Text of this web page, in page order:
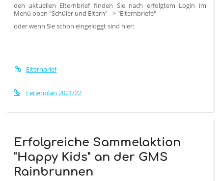
den aktuellen Elternbrief finden Sie nach erfolgtem Login im
Menü oben "Schüler und Eltern" => "Elternbriefe"
oder wenn Sie schon eingeloggt sind hier:
Elternbrief
Ferienplan 2021/22
Erfolgreiche Sammelaktion
"Happy Kids" an der GMS
Rainbrunnen